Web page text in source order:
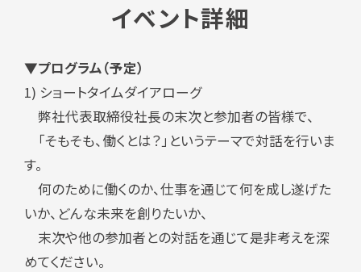
イベント詳細
▼プログラム（予定）
1) ショートタイムダイアローグ
弊社代表取締役社長の末次と参加者の皆様で、
「そもそも、働くとは？」というテーマで対話を行いま
す。
何のために働くのか、仕事を通じて何を成し遂げた
いか、どんな未来を創りたいか、
末次や他の参加者との対話を通じて是非考えを深
めてください。